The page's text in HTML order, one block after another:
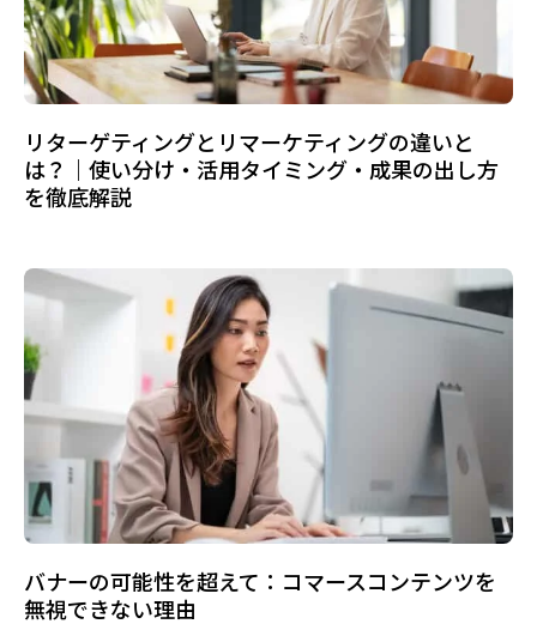
リターゲティングとリマーケティングの違いと
は？｜使い分け・活用タイミング・成果の出し方
を徹底解説
バナーの可能性を超えて：コマースコンテンツを
無視できない理由